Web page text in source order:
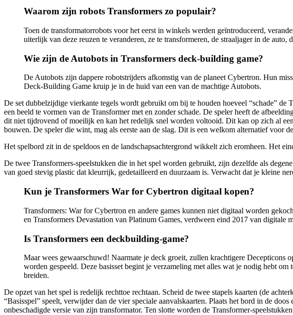
Waarom zijn robots Transformers zo populair?
Toen de transformatorrobots voor het eerst in winkels werden geïntroduceerd,
uiterlijk van deze reuzen te veranderen, ze te transformeren, de straaljager in de auto,
Wie zijn de Autobots in Transformers deck-building game?
De Autobots zijn dappere robotstrijders afkomstig van de planeet Cybertron. Hun
Deck-Building Game kruip je in de huid van een van de machtige Autobots.
De set dubbelzijdige vierkante tegels wordt gebruikt om bij te houden hoeveel “schade”
een ​​beeld te vormen van de Transformer met en zonder schade. De speler heeft de
dit niet tijdrovend of moeilijk en kan het redelijk snel worden voltooid. Dit kan op zich al
bouwen. De speler die wint, mag als eerste aan de slag. Dit is een welkom alternatief voor
Het spelbord zit in de speldoos en de landschapsachtergrond wikkelt zich eromheen. Het
De twee Transformers-speelstukken die in het spel worden gebruikt, zijn dezelfde als
van goed stevig plastic dat kleurrijk, gedetailleerd en duurzaam is. Verwacht dat je kleine
Kun je Transformers War for Cybertron digitaal kopen?
Transformers: War for Cybertron en andere games kunnen niet digitaal worden
en Transformers Devastation van Platinum Games, verdween eind 2017 van digitale
Is Transformers een deckbuilding-game?
Maar wees gewaarschuwd! Naarmate je deck groeit, zullen krachtigere
worden gespeeld. Deze basisset begint je verzameling met alles wat je nodig hebt
breiden.
De opzet van het spel is redelijk rechttoe rechtaan. Scheid de twee stapels kaarten (de
“Basisspel” speelt, verwijder dan de vier speciale aanvalskaarten. Plaats het bord in de
onbeschadigde versie van zijn transformator. Ten slotte worden de Transformer-